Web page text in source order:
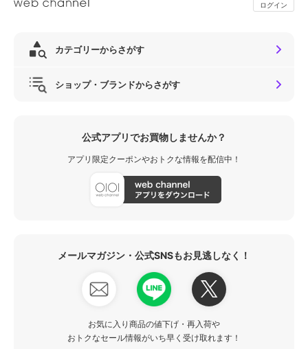
ログイン
カテゴリーからさがす
ショップ・ブランドからさがす
公式アプリでお買物しませんか？
アプリ限定クーポンやおトクな情報を配信中！
メールマガジン・公式SNSもお見逃しなく！
お気に入り商品の値下げ・再入荷や
おトクなセール情報がいち早く受け取れます！